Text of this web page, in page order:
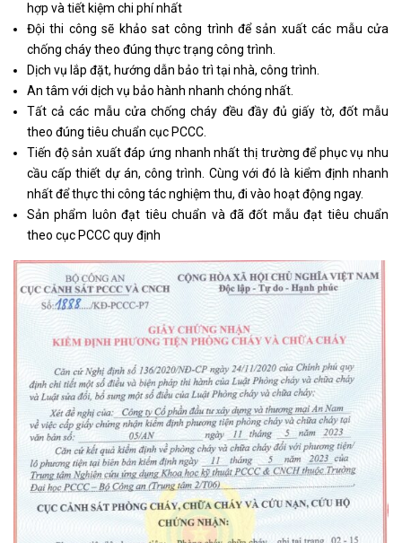
hợp và tiết kiệm chi phí nhất
Đội thi công sẽ khảo sat công trình để sản xuất các mẫu cửa
chống cháy theo đúng thực trạng công trình.
Dịch vụ lắp đặt, hướng dẫn bảo trì tại nhà, công trình.
An tâm với dịch vụ bảo hành nhanh chóng nhất.
Tất cả các mẫu cửa chống cháy đều đầy đủ giấy tờ, đốt mẫu
theo đúng tiêu chuẩn cục PCCC.
Tiến độ sản xuất đáp ứng nhanh nhất thị trường để phục vụ nhu
cầu cấp thiết dự án, công trình. Cùng với đó là kiểm định nhanh
nhất để thực thi công tác nghiệm thu, đi vào hoạt động ngay.
Sản phẩm luôn đạt tiêu chuẩn và đã đốt mẫu đạt tiêu chuẩn
theo cục PCCC quy định